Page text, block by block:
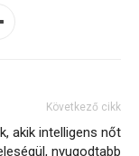
Következő cikk
akik intelligens nőt
nyugodtabb